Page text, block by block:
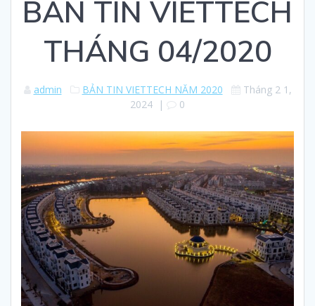
BẢN TIN VIETTECH
THÁNG 04/2020
admin BẢN TIN VIETTECH NĂM 2020
Tháng 2 1,
2024 | 0